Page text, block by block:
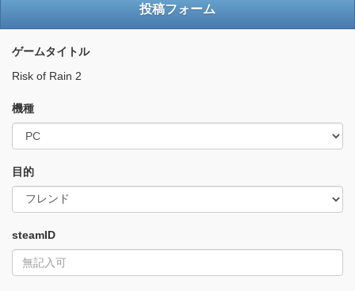
投稿フォーム
ゲームタイトル
Risk of Rain 2
機種
目的
steamID